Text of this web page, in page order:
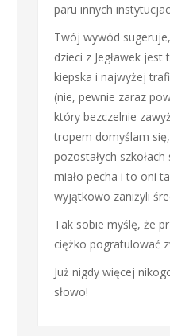
paru innych
Twój wywód
dzieci z Jegławek
kiepska i najwyżej
(nie, pewnie zaraz
który bezczelnie
tropem domyślam
pozostałych
miało pecha i to oni
wyjątkowo zaniżyli
Tak sobie myślę, że
ciężko pogratulować
Już nigdy więcej
słowo!